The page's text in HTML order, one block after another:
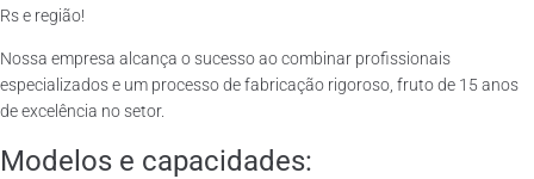
Rs e região!
Nossa empresa alcança o sucesso ao combinar profissionais
especializados e um processo de fabricação rigoroso, fruto de 15 anos
de excelência no setor.
Modelos e capacidades: